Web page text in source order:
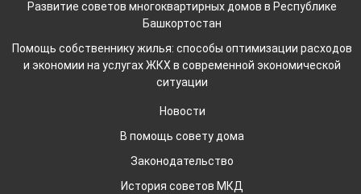
Развитие советов многоквартирных домов в Республике
Башкортостан
Помощь собственнику жилья: способы оптимизации расходов
и экономии на услугах ЖКХ в современной экономической
ситуации
Новости
В помощь совету дома
Законодательство
История советов МКД